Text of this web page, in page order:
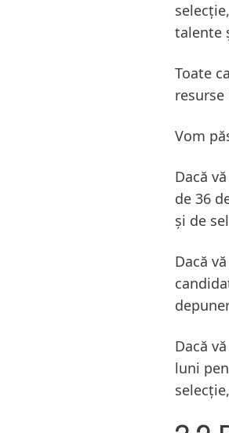
talente
Toate
Vom
Dacă
de 36
și de
Dacă
Dacă
luni